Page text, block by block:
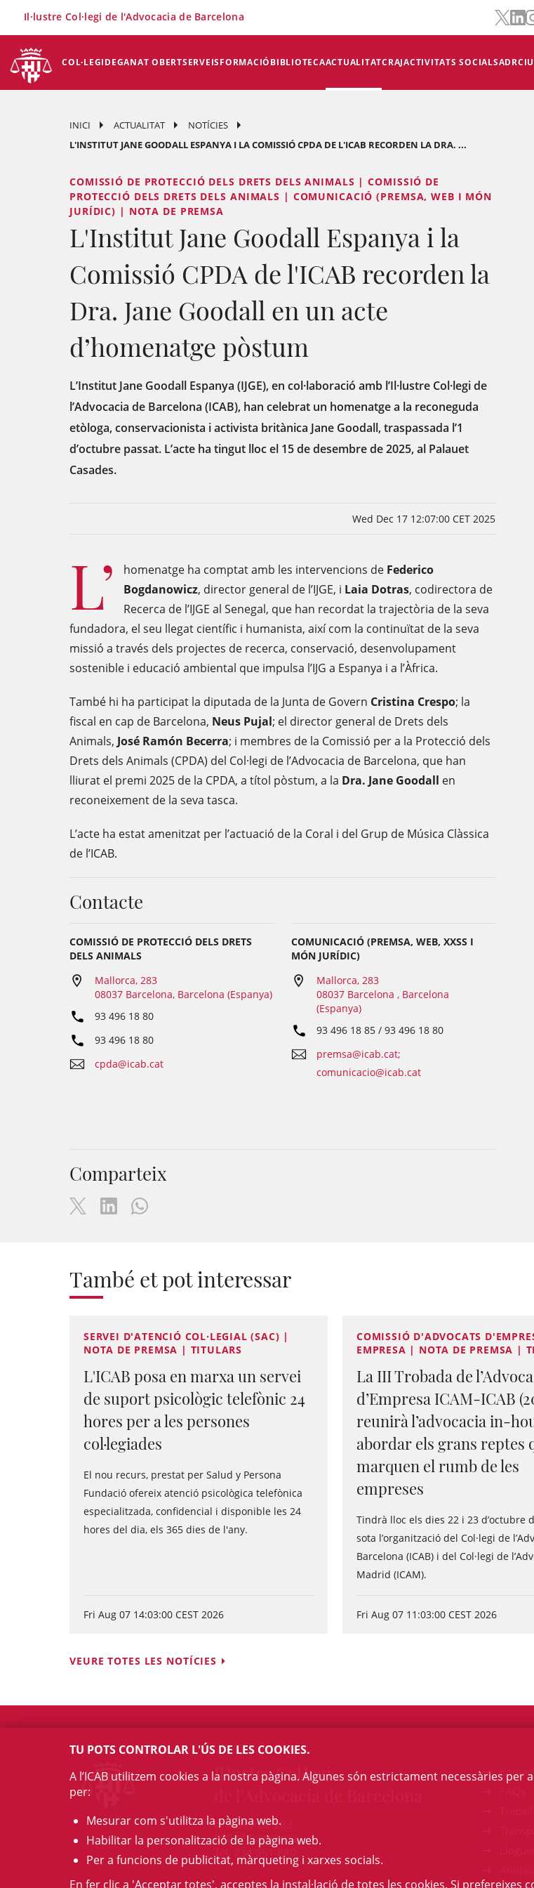
COL·LEGIDEGANAT OBERTSERVEISFORMACIÓBIBLIOTECAACTUALITATCRAJACTIVITATS SOCIALSADR
Il·lustre Col·legi de l'Advocacia de Barcelona
INICI ACTUALITAT
NOTÍCIES
L'INSTITUT JANE GOODALL ESPANYA I LA COMISSIÓ CPDA DE L'ICAB RECORDEN LA DRA. ...
COMISSIÓ DE PROTECCIÓ DELS DRETS DELS ANIMALS | COMISSIÓ DE
PROTECCIÓ DELS DRETS DELS ANIMALS | COMUNICACIÓ (PREMSA, WEB I MÓN
JURÍDIC) | NOTA DE PREMSA
L'Institut Jane Goodall Espanya i la
Comissió CPDA de l'ICAB recorden la
Dra. Jane Goodall en un acte
d’homenatge pòstum
L’Institut Jane Goodall Espanya (IJGE), en col·laboració amb l’Il·lustre Col·legi de
l’Advocacia de Barcelona (ICAB), han celebrat un homenatge a la reconeguda
etòloga, conservacionista i activista britànica Jane Goodall, traspassada l’1
d’octubre passat. L’acte ha tingut lloc el 15 de desembre de 2025, al Palauet
Casades.
Wed Dec 17 12:07:00 CET 2025
L’ homenatge ha comptat amb les intervencions de Federico
Bogdanowicz, director general de l’IJGE, i Laia Dotras, codirectora de
Recerca de l’IJGE al Senegal, que han recordat la trajectòria de la seva
fundadora, el seu llegat científic i humanista, així com la continuïtat de la seva
missió a través dels projectes de recerca, conservació, desenvolupament
sostenible i educació ambiental que impulsa l’IJG a Espanya i a l’Àfrica.
També hi ha participat la diputada de la Junta de Govern Cristina Crespo; la
fiscal en cap de Barcelona, Neus Pujal; el director general de Drets dels
Animals, José Ramón Becerra; i membres de la Comissió per a la Protecció dels
Drets dels Animals (CPDA) del Col·legi de l’Advocacia de Barcelona, que han
lliurat el premi 2025 de la CPDA, a títol pòstum, a la Dra. Jane Goodall en
reconeixement de la seva tasca.
L’acte ha estat amenitzat per l’actuació de la Coral i del Grup de Música Clàssica
de l’ICAB.
Contacte
COMISSIÓ DE PROTECCIÓ DELS DRETS
DELS ANIMALS
Mallorca, 283
08037 Barcelona, Barcelona (Espanya)
93 496 18 80
93 496 18 80
cpda@icab.cat
COMUNICACIÓ (PREMSA, WEB, XXSS I
MÓN JURÍDIC)
Mallorca, 283
08037 Barcelona , Barcelona
(Espanya)
93 496 18 85 / 93 496 18 80
premsa@icab.cat;
comunicacio@icab.cat
Comparteix
També et pot interessar
SERVEI D'ATENCIÓ COL·LEGIAL (SAC) |
NOTA DE PREMSA | TITULARS
L'ICAB posa en marxa un servei
de suport psicològic telefònic 24
hores per a les persones
col·legiades
El nou recurs, prestat per Salud y Persona
Fundació ofereix atenció psicològica telefònica
especialitzada, confidencial i disponible les 24
hores del dia, els 365 dies de l'any.
Fri Aug 07 14:03:00 CEST 2026
COMISSIÓ D'ADVOCATS
EMPRESA | NOTA DE PREMSA |
La III Trobada de
d’Empresa ICAM-ICAB
reunirà l’advocacia in-
abordar els grans reptes
marquen el rumb de les
empreses
Tindrà lloc els dies 22 i 23 d’octubre
sota l’organització del Col·legi de
Barcelona (ICAB) i del Col·legi de
Madrid (ICAM).
Fri Aug 07 11:03:00 CEST 2026
VEURE TOTES LES NOTÍCIES
Il·lustre Col·legi
c/ Mallorca, 283
08037 Barcelona
Tel. 934 961 880
TU POTS CONTROLAR L'ÚS DE LES COOKIES.
A l’ICAB utilitzem cookies a la nostra pàgina. Algunes són estrictament necessàries
per:
Mesurar com s'utilitza la pàgina web.
Habilitar la personalització de la pàgina web.
Per a funcions de publicitat, màrqueting i xarxes socials.
En fer clic a 'Acceptar totes', acceptes la instal·lació de totes les cookies. Si